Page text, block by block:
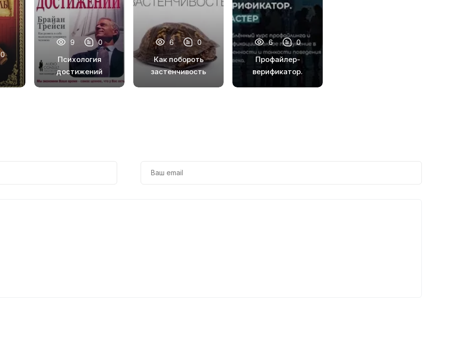
0
9 0
Психология
достижений
6 0
Как побороть
застенчивость
6 0
Профайлер-
верификатор.